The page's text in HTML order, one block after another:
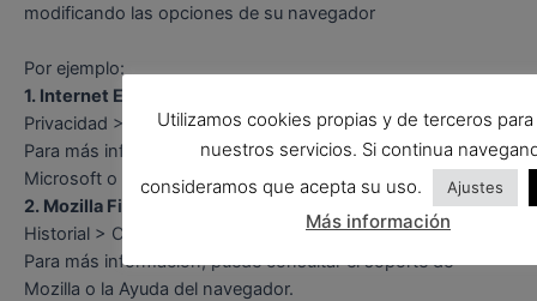
modificando las opciones de su navegador
Por ejemplo:
1. Internet Explorer:
Privacidad > Configuración.
Para más información, puede consultar el soporte de
Microsoft o la Ayuda del navegador.
2. Mozilla Firefox:
Herramientas > Opciones > Privacidad >
Historial > Configuración Personalizada.
Para más información, puede consultar el soporte de
Mozilla o la Ayuda del navegador.
Utilizamos cookies propias y de terceros
nuestros servicios. Si continua
consideramos que acepta su uso.
Ajustes
Más información